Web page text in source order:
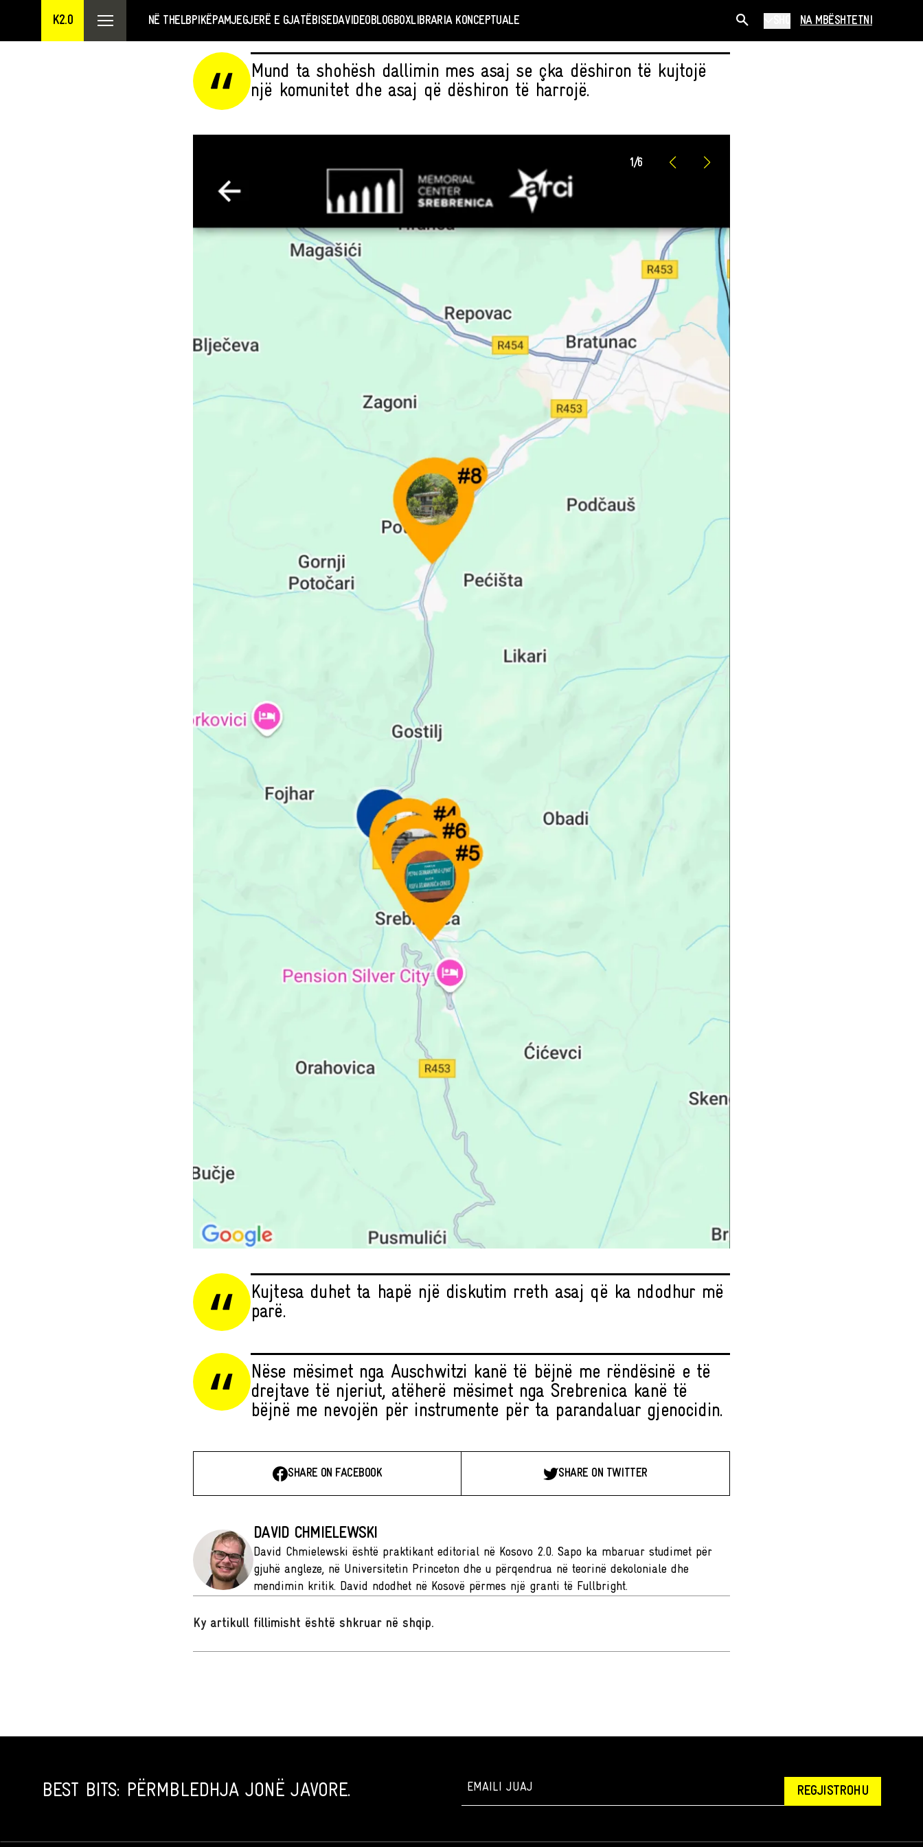
K2.0 NË THELBPIKËPAMJEGJERË E GJATËBISEDAVIDEOBLOGBOXLIBRARIA KONCEPTUALE NA MBËSHTETNI
Mund ta shohësh dallimin mes asaj se çka dëshiron të kujtojë
një komunitet dhe asaj që dëshiron të harrojë.
1/6
Kujtesa duhet ta hapë një diskutim rreth asaj që ka ndodhur më
parë.
Nëse mësimet nga Auschwitzi kanë të bëjnë me rëndësinë e të
drejtave të njeriut, atëherë mësimet nga Srebrenica kanë të
bëjnë me nevojën për instrumente për ta parandaluar gjenocidin.
SHARE ON FACEBOOK SHARE ON TWITTER
DAVID CHMIELEWSKI
David Chmielewski është praktikant editorial në Kosovo 2.0. Sapo ka mbaruar studimet për
gjuhë angleze, në Universitetin Princeton dhe u përqendrua në teorinë dekoloniale dhe
mendimin kritik. David ndodhet në Kosovë përmes një granti të Fullbright.
Ky artikull fillimisht është shkruar në shqip.
BEST BITS: PËRMBLEDHJA JONË JAVORE. REGJISTROHU